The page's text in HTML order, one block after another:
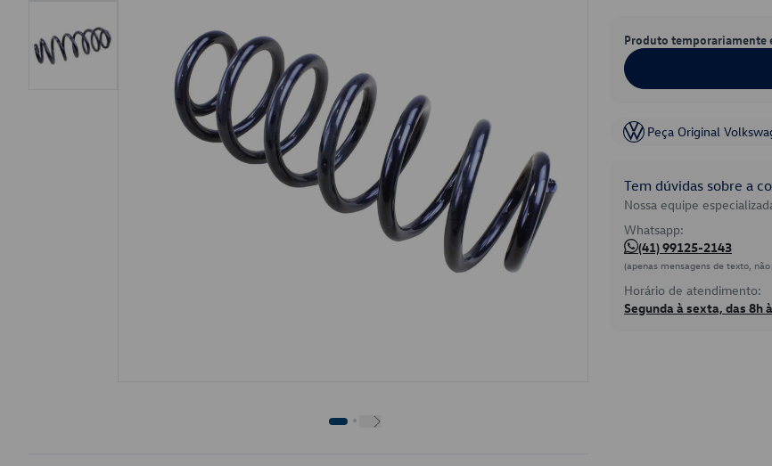
Produto temporariamente
Peça Original
Tem dúvidas sobre a
Nossa equipe
Whatsapp:
(41) 99125-2143
(apenas mensagens de texto,
Horário de atendimento:
Segunda à sexta, das 8h